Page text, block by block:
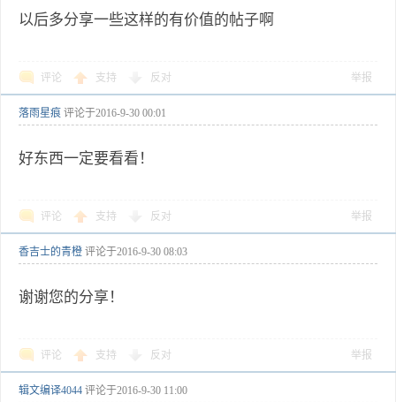
以后多分享一些这样的有价值的帖子啊
评论 支持 反对 举报
落雨星痕 评论于2016-9-30 00:01
好东西一定要看看！
评论 支持 反对 举报
香吉士的青橙 评论于2016-9-30 08:03
谢谢您的分享！
评论 支持 反对 举报
辑文编译4044 评论于2016-9-30 11:00